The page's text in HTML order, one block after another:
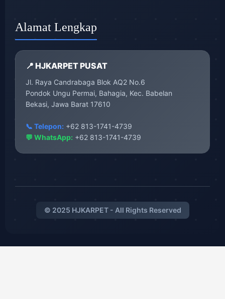
Alamat Lengkap
📍 HJKARPET PUSAT
Jl. Raya Candrabaga Blok AQ2 No.6
Pondok Ungu Permai, Bahagia, Kec. Babelan
Bekasi, Jawa Barat 17610
📞 Telepon: +62 813-1741-4739
💬 WhatsApp: +62 813-1741-4739
© 2025 HJKARPET - All Rights Reserved